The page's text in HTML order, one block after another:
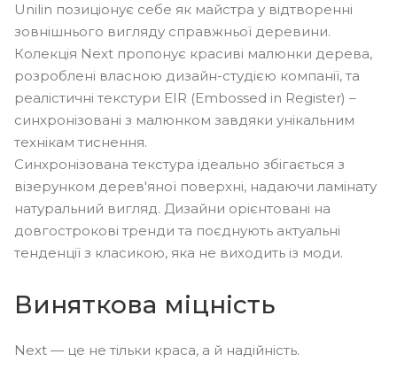
Unilin позиціонує себе як майстра у відтворенні
зовнішнього вигляду справжньої деревини.
Колекція Next пропонує красиві малюнки дерева,
розроблені власною дизайн-студією компанії, та
реалістичні текстури EIR (Embossed in Register) –
синхронізовані з малюнком завдяки унікальним
технікам тиснення.
Синхронізована текстура ідеально збігається з
візерунком дерев'яної поверхні, надаючи ламінату
натуральний вигляд. Дизайни орієнтовані на
довгострокові тренди та поєднують актуальні
тенденції з класикою, яка не виходить із моди.
Виняткова міцність
Next — це не тільки краса, а й надійність.